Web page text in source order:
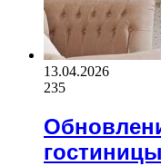
13.04.2026
235
гостиницы